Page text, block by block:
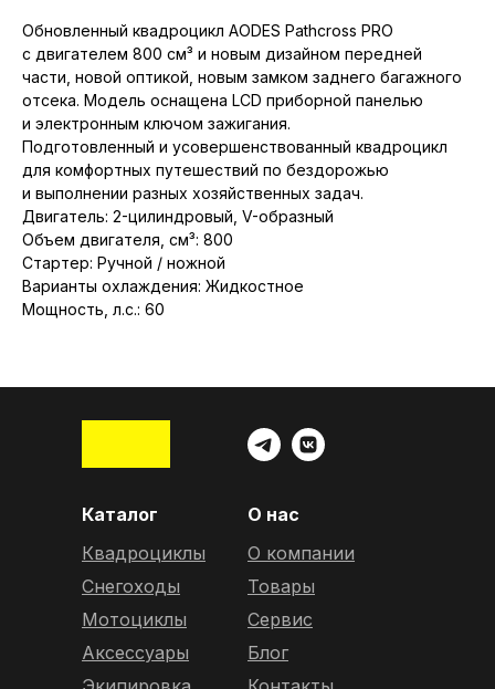
Обновленный квадроцикл AODES Pathcross PRO
с двигателем 800 см³ и новым дизайном передней
части, новой оптикой, новым замком заднего багажного
отсека. Модель оснащена LCD приборной панелью
и электронным ключом зажигания.
Подготовленный и усовершенствованный квадроцикл
для комфортных путешествий по бездорожью
и выполнении разных хозяйственных задач.
Двигатель: 2-цилиндровый, V-образный
Объем двигателя, см³: 800
Стартер: Ручной / ножной
Варианты охлаждения: Жидкостное
Мощность, л.с.: 60
Каталог
Квадроциклы
Снегоходы
Мотоциклы
Аксессуары
О компании
Блог
О нас
Сервис
Товары